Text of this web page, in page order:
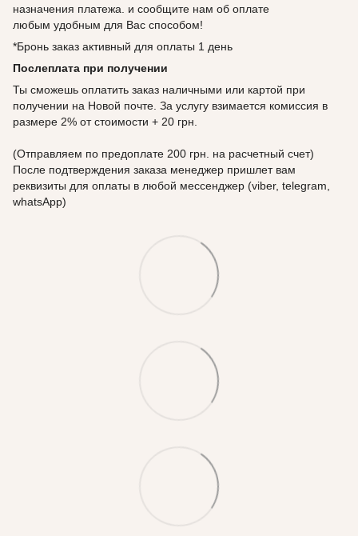
назначения платежа. и сообщите нам об оплате
любым удобным для Вас способом!
*Бронь заказ активный для оплаты 1 день
Послеплата при получении
Ты сможешь оплатить заказ наличными или картой при
получении на Новой почте. За услугу взимается комиссия в
размере 2% от стоимости + 20 грн.
(Отправляем по предоплате 200 грн. на расчетный счет)
После подтверждения заказа менеджер пришлет вам
реквизиты для оплаты в любой мессенджер (viber, telegram,
whatsApp)